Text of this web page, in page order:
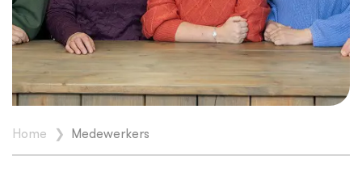
Home ❯ Medewerkers